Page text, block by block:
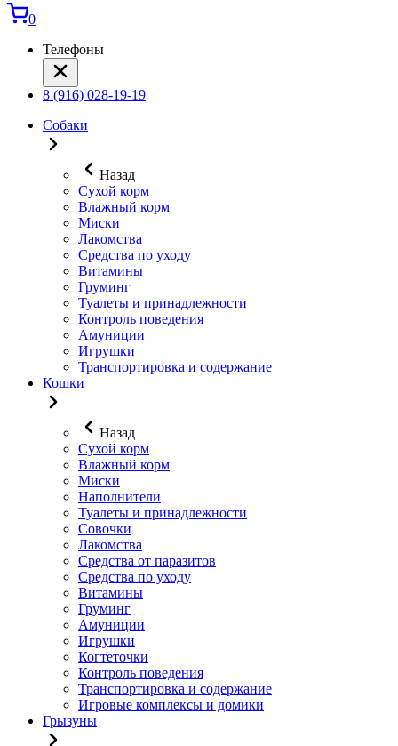
0
Телефоны
8 (916) 028-19-19
Собаки
Назад
Сухой корм
Влажный корм
Миски
Лакомства
Средства по уходу
Витамины
Груминг
Туалеты и принадлежности
Контроль поведения
Амуниции
Игрушки
Транспортировка и содержание
Кошки
Назад
Сухой корм
Влажный корм
Миски
Наполнители
Туалеты и принадлежности
Совочки
Лакомства
Средства от паразитов
Средства по уходу
Витамины
Груминг
Амуниции
Игрушки
Когтеточки
Контроль поведения
Транспортировка и содержание
Игровые комплексы и домики
Грызуны